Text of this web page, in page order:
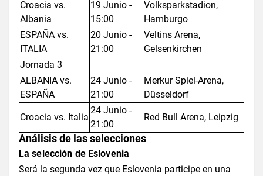
Croacia vs.
Albania
19 Junio -
15:00
Volksparkstadion,
Hamburgo
ESPAÑA vs.
ITALIA
20 Junio -
21:00
Veltins Arena,
Gelsenkirchen
Jornada 3
ALBANIA vs.
ESPAÑA
24 Junio -
21:00
Merkur Spiel-Arena,
Düsseldorf
Croacia vs. Italia
24 Junio -
21:00
Red Bull Arena, Leipzig
Análisis de las selecciones
La selección de Eslovenia
Será la segunda vez que Eslovenia participe en una